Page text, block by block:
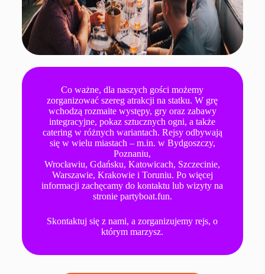
Co ważne, dla naszych gości możemy
zorganizować szereg atrakcji na statku. W grę
wchodzą rozmaite występy, gry oraz zabawy
integracyjne, pokaz sztucznych ogni, a także
catering w różnych wariantach. Rejsy odbywają
się w wielu miastach – m.in. w Bydgoszczy,
Poznaniu,
Wrocławiu, Gdańsku, Katowicach, Szczecinie,
Warszawie, Krakowie i Toruniu. Po więcej
informacji zachęcamy do kontaktu lub wizyty na
stronie partyboat.fun.
Skontaktuj się z nami, a zorganizujemy rejs, o
którym marzysz.